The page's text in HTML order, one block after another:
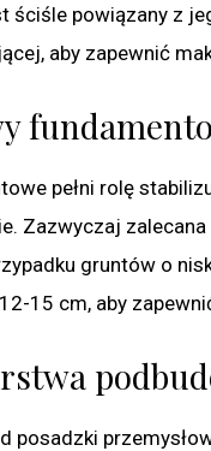
ściśle powiązany z
aby zapewnić
pełni rolę
Zazwyczaj
gruntów o
15 cm, aby
posadzki